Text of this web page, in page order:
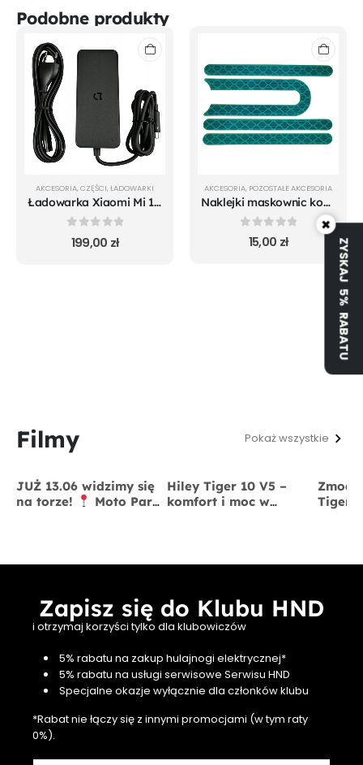
Podobne produkty
AKCESORIA, CZĘŚCI, ŁADOWARKI
Ładowarka Xiaomi Mi 1S m365 Pro Mi Pro 2 Essential - oryginalna
0out of 5
199,00 zł
AKCESORIA, POZOSTAŁE AKCESORIA
Naklejki maskownic komplet do Xioami zielone
out of 5
15,00 zł
Filmy Pokaż wszystkie
JUŻ 13.06 widzimy się
na torze!
Moto Park
Hiley Tiger 10 V5 –
komfort i moc w
Tiger
Zapisz się do Klubu HND
i otrzymaj korzyści tylko dla klubowiczów
5% rabatu na zakup hulajnogi elektrycznej*
5% rabatu na usługi serwisowe Serwisu HND
Specjalne okazje wyłącznie dla członków klubu
*Rabat nie łączy się z innymi promocjami (w tym raty
0%).
×
ZYSKAJ 5% RABATU